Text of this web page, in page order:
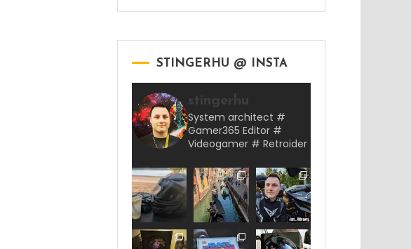
STINGERHU @ INSTA
stingerhu
System architect #
Gamer365 Editor #
Videogamer # Retroider